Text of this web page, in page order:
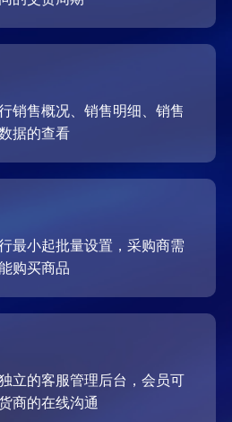
销售概况、销售明细、销售
据的查看
最小起批量设置，采购商需
购买商品
立的客服管理后台，会员可
商的在线沟通